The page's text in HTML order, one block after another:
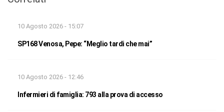
10 Agosto 2026 - 15:07
SP168 Venosa, Pepe: “Meglio tardi che mai”
10 Agosto 2026 - 12:46
Infermieri di famiglia: 793 alla prova di accesso